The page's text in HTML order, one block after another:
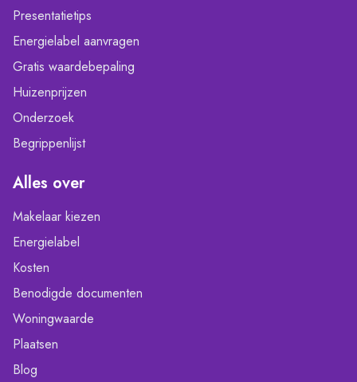
Presentatietips
Energielabel aanvragen
Gratis waardebepaling
Huizenprijzen
Onderzoek
Begrippenlijst
Alles over
Makelaar kiezen
Energielabel
Kosten
Benodigde documenten
Woningwaarde
Plaatsen
Blog